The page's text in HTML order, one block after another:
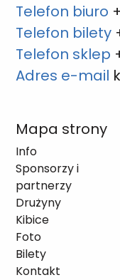
Telefon biuro
Telefon bilety
Telefon sklep
Adres e-mail
Mapa strony
Info
Sponsorzy i
partnerzy
Drużyny
Kibice
Foto
Bilety
Kontakt